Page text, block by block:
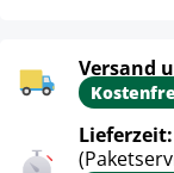
Versand